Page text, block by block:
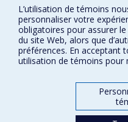
Accessibilité
FACULTÉ DES ARTS ET DES
Nos départements et écoles
Nos programmes et cours
L’utilisation de témoins
personnaliser votre
obligatoires pour assurer
du site Web, alors que
préférences. En acceptant
utilisation de témoins pour